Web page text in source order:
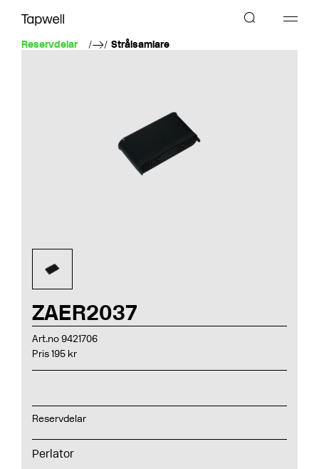
Reservdelar Strålsamlare
ZAER2037
Art.no 9421706
Pris 195 kr
Reservdelar
Perlator